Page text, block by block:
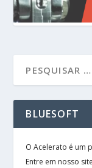
BLUESOFT
O Acelerato é um
Entre em nosso